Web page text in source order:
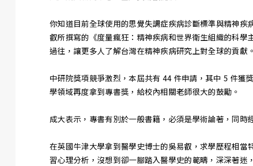
你知道目前全球使用的思覺失調症疾病診斷標準與精神
叡所撰寫的《度量瘋狂：精神疾病和世界衛生組織的科
過往，讓更多人了解台灣在精神疾病研究上對全球的貢獻。
中研院獎項競爭激烈，本屆共有 44 件申請，其中 5 件獲
學領域再度拿到專書獎，給校內相關老師很大的鼓勵。
成大表示，專書有別於一般書籍，必須是學術論著，同
在英國牛津大學拿到醫學史博士的吳易叡，求學歷程相
習心理分析，沒想到卻一腳踏入醫學史的範疇，深深著